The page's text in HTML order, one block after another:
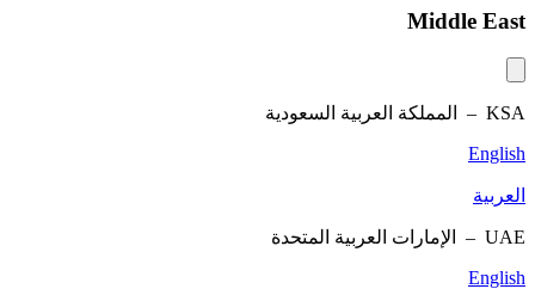
Middle East
KSA –
المملكة العربية السعودية
English
العربية
UAE –
الإمارات العربية المتحدة
English